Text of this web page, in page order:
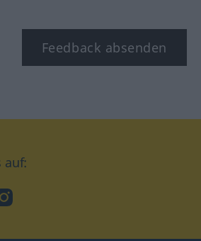
Feedback absenden
auf:
Instagram